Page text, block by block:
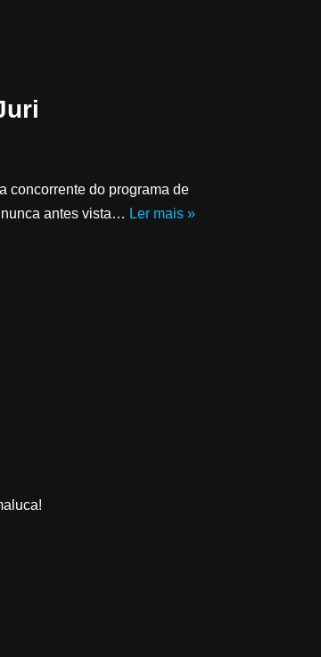
concorrente do programa de
nunca antes vista… Ler mais »